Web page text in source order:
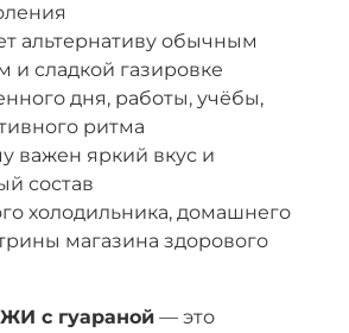
альтернативу обычным
и сладкой газировке
дня, работы, учёбы,
ритма
важен яркий вкус и
состав
холодильника, домашнего
магазина здорового
с гуараной — это